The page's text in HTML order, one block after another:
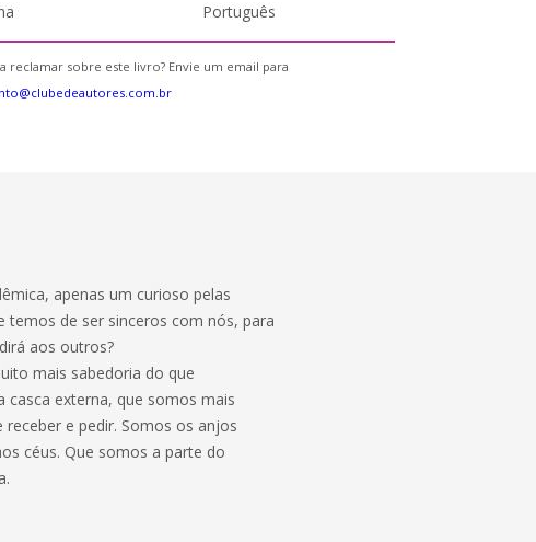
Português
reclamar sobre este livro? Envie um email para
apenas um curioso pelas
temos de ser sinceros com nós, para
aos outros?
mais sabedoria do que
casca externa, que somos mais
e pedir. Somos os anjos
céus. Que somos a parte do